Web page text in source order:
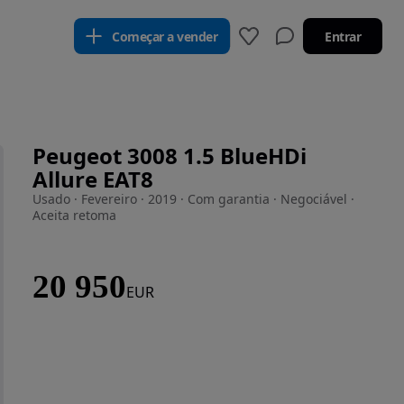
Começar a vender Entrar
Peugeot 3008 1.5 BlueHDi
Allure EAT8
Usado · Fevereiro · 2019 · Com garantia · Negociável ·
Aceita retoma
20 950EUR